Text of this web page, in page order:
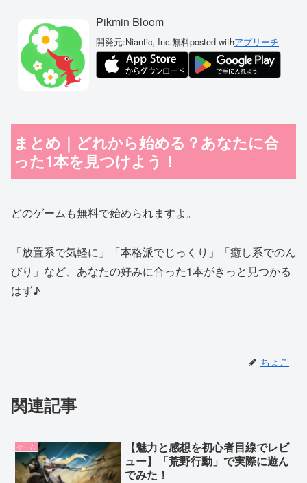
Pikmin Bloom
開発元:Niantic, Inc.無料posted withアプリーチ
まとめ｜どれから始める？あなたに合
った1本を見つけよう！
どのゲームも無料で始められますよ。
「放置系で気軽に」「本格派でじっくり」「癒し系でのん
びり」など、あなたの好みに合った1本がきっと見つかる
はず♪
ちょこ
関連記事
ゲーム
【魅力と感想を初心者目線でレビ
ュー】「荒野行動」で実際に遊ん
でみた！